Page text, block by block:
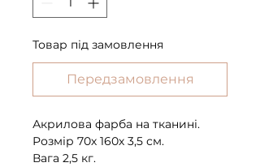
Товар під замовлення
Передзамовлення
Акрилова фарба на тканині.
Розмір 70х 160х 3,5 см.
Вага 2,5 кг.